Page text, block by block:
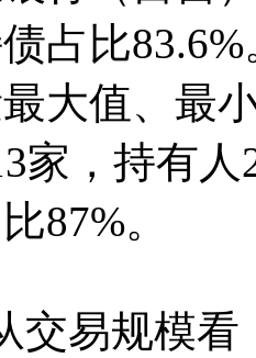
占比
大值、最
家，持有
87%。
交易规模